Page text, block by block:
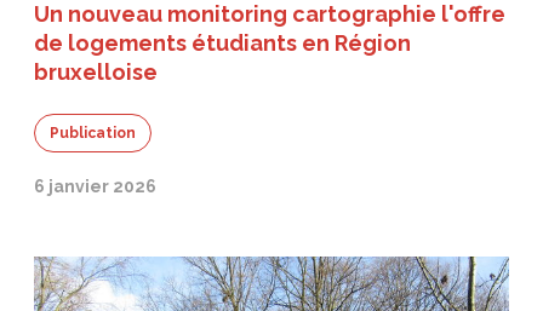
Un nouveau monitoring cartographie l'offre
de logements étudiants en Région
bruxelloise
Publication
6 janvier 2026